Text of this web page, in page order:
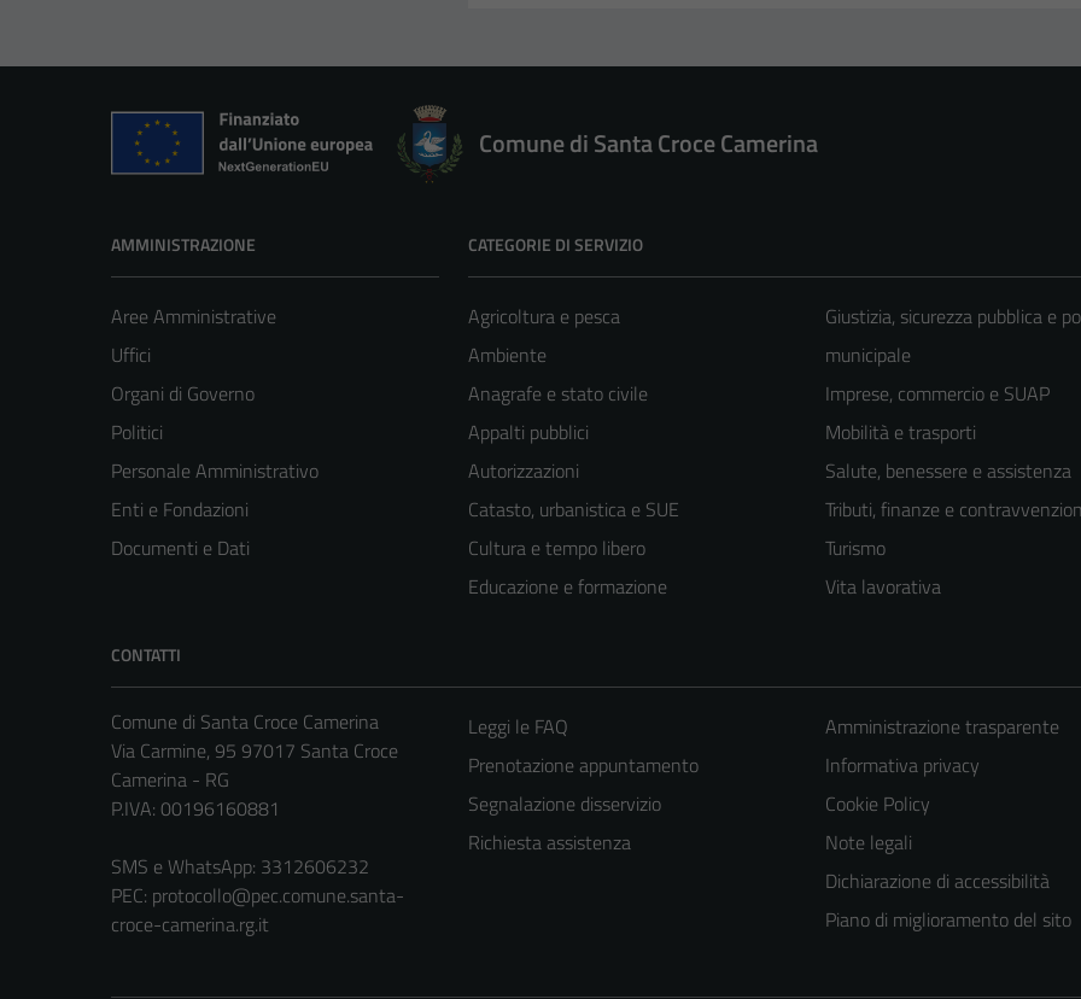
Comune di Santa Croce Camerina
AMMINISTRAZIONE
Aree Amministrative
Uffici
Organi di Governo
Politici
Personale Amministrativo
Enti e Fondazioni
Documenti e Dati
CATEGORIE DI SERVIZIO
Agricoltura e pesca
Ambiente
Anagrafe e stato civile
Appalti pubblici
Autorizzazioni
Catasto, urbanistica e SUE
Cultura e tempo libero
Educazione e formazione
Giustizia, sicurezza pubblica e
municipale
Imprese, commercio e SUAP
Mobilità e trasporti
Salute, benessere e assistenza
Tributi, finanze e
Turismo
Vita lavorativa
CONTATTI
Comune di Santa Croce Camerina
Via Carmine, 95 97017 Santa Croce
Camerina - RG
P.IVA: 00196160881
SMS e WhatsApp: 3312606232
PEC: protocollo@pec.comune.santa-
croce-camerina.rg.it
Leggi le FAQ
Prenotazione appuntamento
Segnalazione disservizio
Richiesta assistenza
Amministrazione trasparente
Informativa privacy
Cookie Policy
Note legali
Dichiarazione di accessibilità
Piano di miglioramento del sito